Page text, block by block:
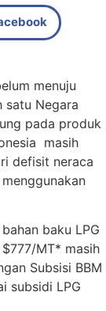
menuju
satu Negara
pada produk
masih
defisit neraca
baku LPG
MT* masih
Subsisi BBM
subsidi LPG